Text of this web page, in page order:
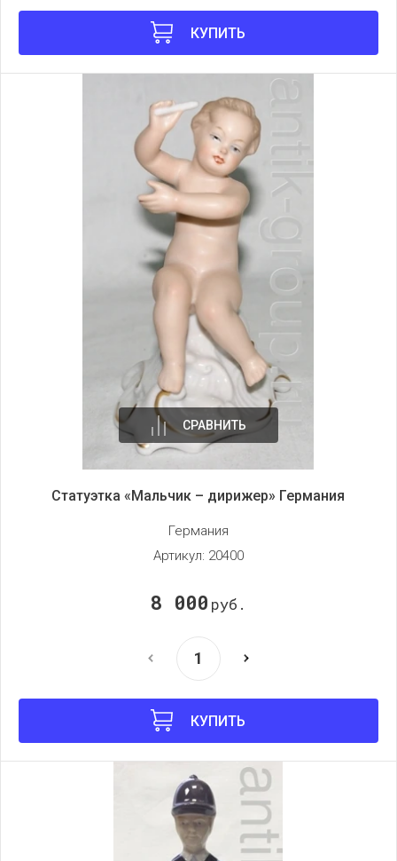
КУПИТЬ
СРАВНИТЬ
Статуэтка «Мальчик – дирижер» Германия
Германия
Артикул: 20400
8 000 руб.
КУПИТЬ